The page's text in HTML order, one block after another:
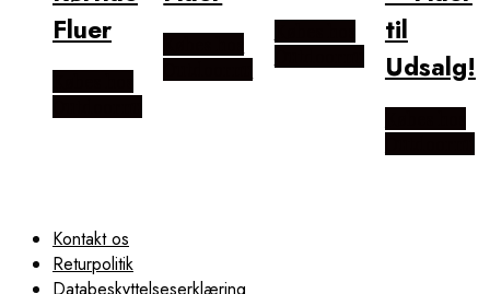
Fluer
til
Udsalg!
Kontakt os
Returpolitik